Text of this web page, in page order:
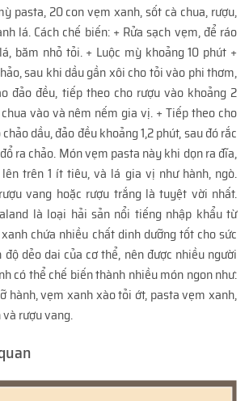
pasta, 20 con vẹm xanh, sốt cà chua, rượu,
lá. Cách chế biến: + Rửa sạch vẹm, để ráo
băm nhỏ tỏi. + Luộc mỳ khoảng 10 phút +
sau khi dầu gần xôi cho tỏi vào phi thơm,
đảo đều, tiếp theo cho rượu vào khoảng 2
vào và nêm nếm gia vị. + Tiếp theo cho
dầu, đảo đều khoảng 1,2 phút, sau đó rắc
ra chảo. Món vẹm pasta này khi dọn ra đĩa,
trên 1 ít tiêu, và lá gia vị như hành, ngò.
vang hoặc rượu trắng là tuyệt vời nhất.
là loại hải sản nổi tiếng nhập khẩu từ
chứa nhiều chất dinh dưỡng tốt cho sức
dẻo dai của cơ thể, nên được nhiều người
có thể chế biến thành nhiều món ngon như:
hành, vẹm xanh xào tỏi ớt, pasta vẹm xanh,
rượu vang.